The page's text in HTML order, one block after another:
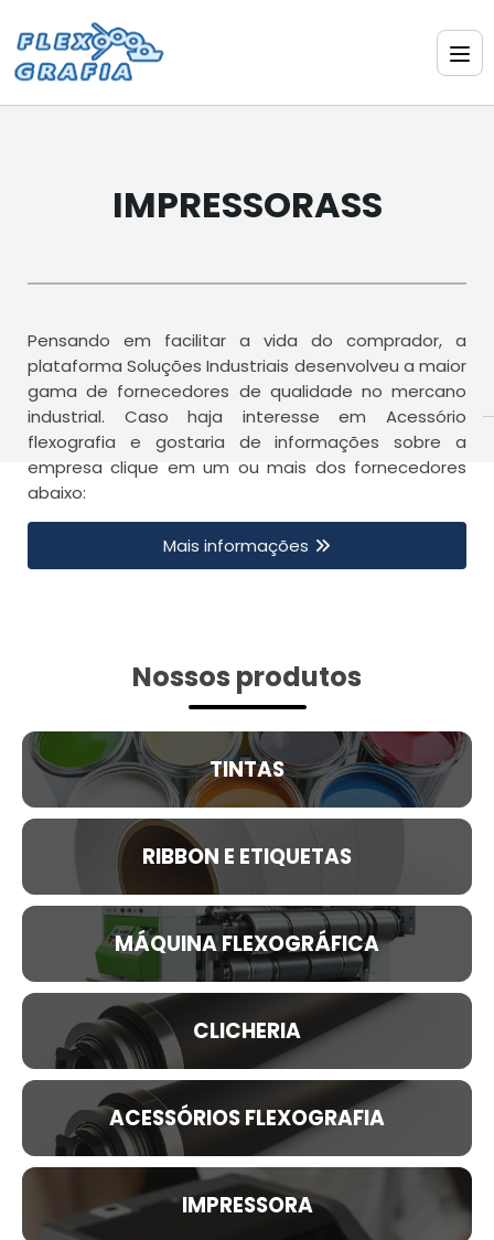
IMPRESSORASS
Pensando em facilitar a vida do comprador, a
plataforma Soluções Industriais desenvolveu a maior
gama de fornecedores de qualidade no mercano
industrial. Caso haja interesse em Acessório
flexografia e gostaria de informações sobre a
empresa clique em um ou mais dos fornecedores
abaixo:
Mais informações
Nossos produtos
TINTAS
RIBBON E ETIQUETAS
MÁQUINA FLEXOGRÁFICA
CLICHERIA
ACESSÓRIOS FLEXOGRAFIA
IMPRESSORA